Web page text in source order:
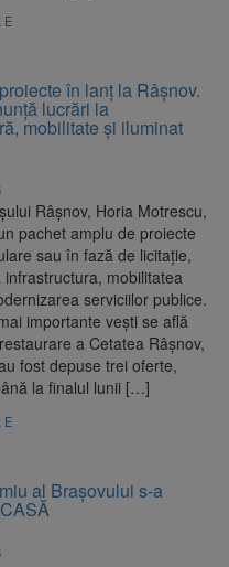
în lanț la Râșnov.
lucrări la
mobilitate și iluminat
Râșnov, Horia Motrescu,
pachet amplu de proiecte
sau în fază de licitație,
infrastructura, mobilitatea
serviciilor publice.
importante vești se află
a Cetatea Râșnov,
fost depuse trei oferte,
la finalul lunii […]
al Brașovului s-a